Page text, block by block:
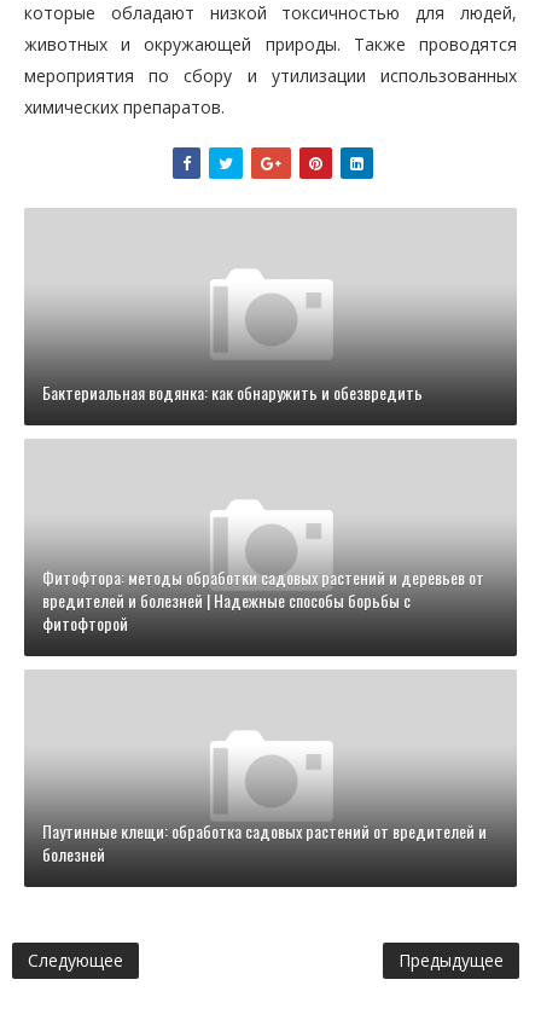
которые обладают низкой токсичностью для людей,
животных и окружающей природы. Также проводятся
мероприятия по сбору и утилизации использованных
химических препаратов.
Бактериальная водянка: как обнаружить и обезвредить
Фитофтора: методы обработки садовых растений и деревьев от
вредителей и болезней | Надежные способы борьбы с
фитофторой
Паутинные клещи: обработка садовых растений от вредителей и
болезней
Следующее Предыдущее